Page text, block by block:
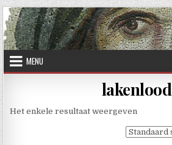
Skip to content
MENU
lakenlood
Het enkele resultaat weergeven